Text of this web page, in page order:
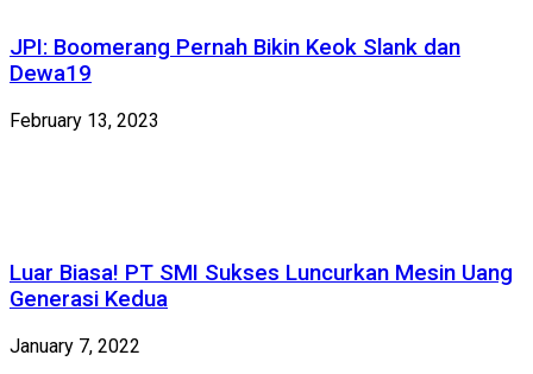
JPI: Boomerang Pernah Bikin Keok Slank dan
Dewa19
February 13, 2023
Luar Biasa! PT SMI Sukses Luncurkan Mesin Uang
Generasi Kedua
January 7, 2022